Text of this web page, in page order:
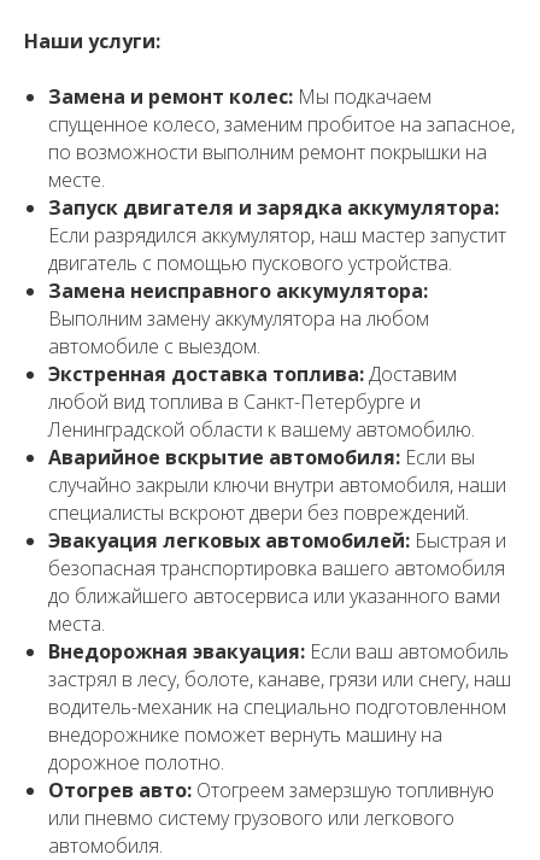
Наши услуги:
Замена и ремонт колес: Мы подкачаем
спущенное колесо, заменим пробитое на запасное,
по возможности выполним ремонт покрышки на
месте.
Запуск двигателя и зарядка аккумулятора:
Если разрядился аккумулятор, наш мастер запустит
двигатель с помощью пускового устройства.
Замена неисправного аккумулятора:
Выполним замену аккумулятора на любом
автомобиле с выездом.
Экстренная доставка топлива:Доставим
любой вид топлива в Санкт-Петербурге и
Ленинградской области к вашему автомобилю.
Аварийное вскрытие автомобиля: Если вы
случайно закрыли ключи внутри автомобиля, наши
специалисты вскроют двери без повреждений.
Эвакуация легковых автомобилей: Быстрая и
безопасная транспортировка вашего автомобиля
до ближайшего автосервиса или указанного вами
места.
Внедорожная эвакуация: Если ваш автомобиль
застрял в лесу, болоте, канаве, грязи или снегу, наш
водитель-механик на специально подготовленном
внедорожнике поможет вернуть машину на
дорожное полотно.
Отогрев авто: Отогреем замерзшую топливную
или пневмо систему грузового или легкового
автомобиля.